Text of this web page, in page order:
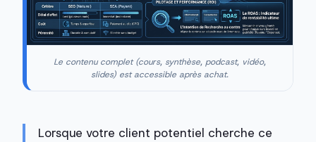
Le contenu complet (cours, synthèse, podcast, vidéo,
slides) est accessible après achat.
Lorsque votre client potentiel cherche ce